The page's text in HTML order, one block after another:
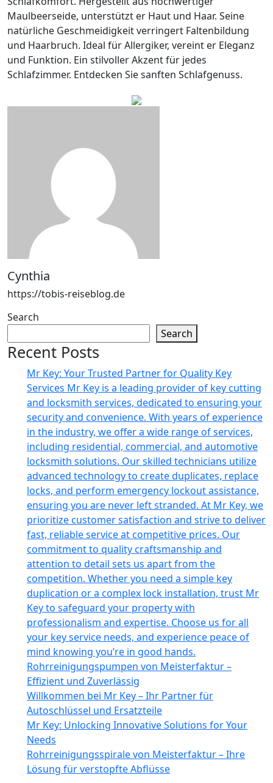
Maulbeerseide, unterstützt er Haut und Haar. Seine
natürliche Geschmeidigkeit verringert Faltenbildung
und Haarbruch. Ideal für Allergiker, vereint er Eleganz
und Funktion. Ein stilvoller Akzent für jedes
Schlafzimmer. Entdecken Sie sanften Schlafgenuss.
Cynthia
https://tobis-reiseblog.de
Search
Search
Recent Posts
Mr Key: Your Trusted Partner for Quality Key
Services Mr Key is a leading provider of key cutting
and locksmith services, dedicated to ensuring your
security and convenience. With years of experience
in the industry, we offer a wide range of services,
including residential, commercial, and automotive
locksmith solutions. Our skilled technicians utilize
advanced technology to create duplicates, replace
locks, and perform emergency lockout assistance,
ensuring you are never left stranded. At Mr Key, we
prioritize customer satisfaction and strive to deliver
fast, reliable service at competitive prices. Our
commitment to quality craftsmanship and
attention to detail sets us apart from the
competition. Whether you need a simple key
duplication or a complex lock installation, trust Mr
Key to safeguard your property with
professionalism and expertise. Choose us for all
your key service needs, and experience peace of
mind knowing you’re in good hands.
Rohrreinigungspumpen von Meisterfaktur –
Effizient und Zuverlässig
Willkommen bei Mr Key – Ihr Partner für
Autoschlüssel und Ersatzteile
Mr Key: Unlocking Innovative Solutions for Your
Needs
Rohrreinigungsspirale von Meisterfaktur – Ihre
Lösung für verstopfte Abflüsse